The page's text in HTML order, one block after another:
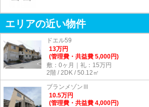
エリアの近い物件
ドエル59
13万円
(管理費・共益費 5,000円)
敷：0ヶ月｜礼：15万円
2階 / 2DK / 50.12㎡
ブランメゾンⅢ
10.5万円
(管理費・共益費 4,000円)